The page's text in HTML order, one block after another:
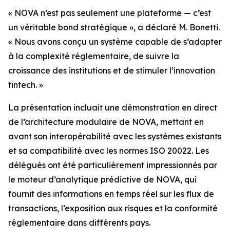
« NOVA n’est pas seulement une plateforme — c’est
un véritable bond stratégique », a déclaré M. Bonetti.
« Nous avons conçu un système capable de s’adapter
à la complexité réglementaire, de suivre la
croissance des institutions et de stimuler l’innovation
fintech. »
La présentation incluait une démonstration en direct
de l’architecture modulaire de NOVA, mettant en
avant son interopérabilité avec les systèmes existants
et sa compatibilité avec les normes ISO 20022. Les
délégués ont été particulièrement impressionnés par
le moteur d’analytique prédictive de NOVA, qui
fournit des informations en temps réel sur les flux de
transactions, l’exposition aux risques et la conformité
réglementaire dans différents pays.